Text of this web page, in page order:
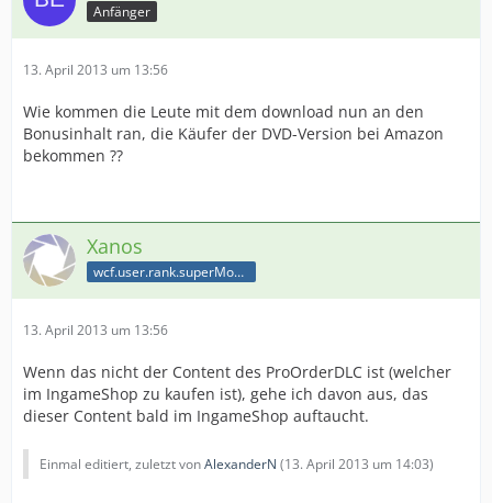
Anfänger
13. April 2013 um 13:56
Wie kommen die Leute mit dem download nun an den
Bonusinhalt ran, die Käufer der DVD-Version bei Amazon
bekommen ??
Xanos
wcf.user.rank.superModerator
13. April 2013 um 13:56
Wenn das nicht der Content des ProOrderDLC ist (welcher
im IngameShop zu kaufen ist), gehe ich davon aus, das
dieser Content bald im IngameShop auftaucht.
Einmal editiert, zuletzt vonAlexanderN (13. April 2013 um 14:03)